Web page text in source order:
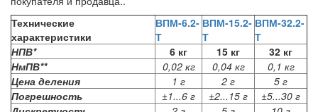
Технические
характеристики
ВПМ-6.2-
Т
ВПМ-15.2-
Т
ВПМ-32.2-
Т
НПВ*
6 кг 15 кг
32 кг
НмПВ**
0,02 кг 0,04 кг
0,1 кг
Цена деления
1 г 2 г
5 г
Погрешность
±1...6 г ±2...15 г
±5...30 г